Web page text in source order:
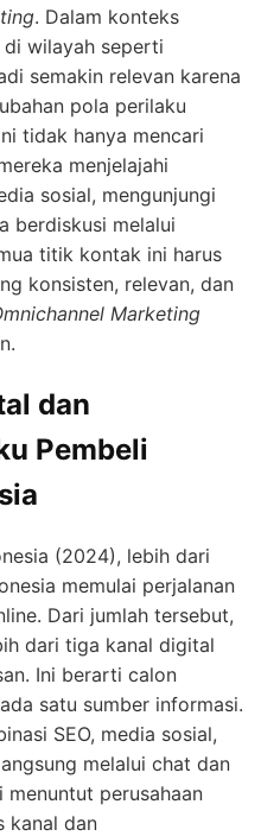
. Dalam konteks
wilayah seperti
semakin relevan karena
pola perilaku
tidak hanya mencari
menjelajahi
sosial, mengunjungi
berdiskusi melalui
titik kontak ini harus
konsisten, relevan, dan
Marketing
dan
Pembeli
(2024), lebih dari
memulai perjalanan
Dari jumlah tersebut,
dari tiga kanal digital
Ini berarti calon
satu sumber informasi.
SEO, media sosial,
melalui chat dan
menuntut perusahaan
kanal dan